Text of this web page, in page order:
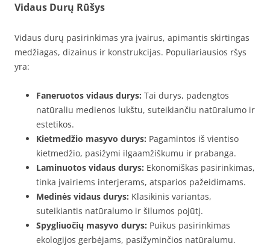
Vidaus Durų Rūšys
Vidaus durų pasirinkimas yra įvairus, apimantis skirtingas
medžiagas, dizainus ir konstrukcijas. Populiariausios ršys
yra:
Faneruotos vidaus durys: Tai durys, padengtos
natūraliu medienos lukštu, suteikiančiu natūralumo ir
estetikos.
Kietmedžio masyvo durys: Pagamintos iš vientiso
kietmedžio, pasižymi ilgaamžiškumu ir prabanga.
Laminuotos vidaus durys: Ekonomiškas pasirinkimas,
tinka įvairiems interjerams, atsparios pažeidimams.
Medinės vidaus durys: Klasikinis variantas,
suteikiantis natūralumo ir šilumos pojūtį.
Spygliuočių masyvo durys: Puikus pasirinkimas
ekologijos gerbėjams, pasižyminčios natūralumu.